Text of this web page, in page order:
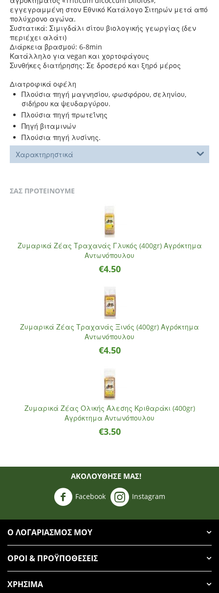
εγγεγραμμένη στον Εθνικό Κατάλογο Σιτηρών μετά από
πολύχρονο αγώνα.
Συστατικά: Σιμιγδάλι σίτου βιολογικής γεωργίας (δεν
περιέχει αλάτι)
Διάρκεια βρασμού: 6-8min
Κατάλληλο για vegan και χορτοφάγους
Συνθήκες διατήρησης: Σε δροσερό και ξηρό μέρος
Διατροφικά οφέλη
Πλούσια πηγή μαγνησίου, φωσφόρου, σεληνίου,
σιδήρου κα ψευδαργύρου.
Πλούσια πηγή πρωτεΐνης
Πηγή βιταμινών
Πλούσια πηγή λυσίνης.
Χαρακτηρηστικά
ΣΑΣ ΠΡΟΤΕΙΝΟΥΜΕ
Ζυμαρικά Ζέας Τραχανάς Γλυκός (400gr) Αγρόκτημα
Αντωνόπουλου
€4.50
Ζυμαρικά Ζέας Τραχανάς Ξινός (400gr) Αγρόκτημα
Αντωνόπουλου
€4.50
Ζυμαρικά Ζέας Ολικής Άλεσης Κριθαράκι (400gr)
Αγρόκτημα Αντωνόπουλου
€3.50
ΑΚΟΛΟΥΘΗΣΈ ΜΑΣ!
Facebook Instagram
Ο ΛΟΓΑΡΙΑΣΜΌΣ ΜΟΥ
ΌΡΟΙ & ΠΡΟΫΠΟΘΈΣΕΙΣ
ΧΡΉΣΙΜΑ